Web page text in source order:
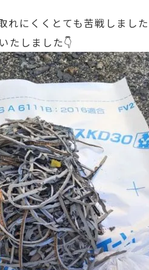
れにくくとても苦戦しまし
たしました👇